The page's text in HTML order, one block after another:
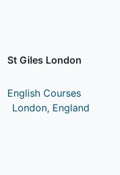
St Giles London
English Courses
London, England